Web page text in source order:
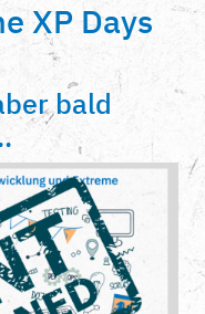
XP Days
bald